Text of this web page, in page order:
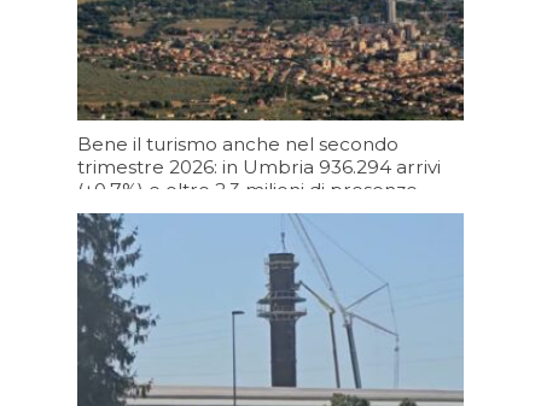
Bene il turismo anche nel secondo
trimestre 2026: in Umbria 936.294 arrivi
(+0,7%) e oltre 2,3 milioni di presenze
(+2,5%)
Oggi 11:09